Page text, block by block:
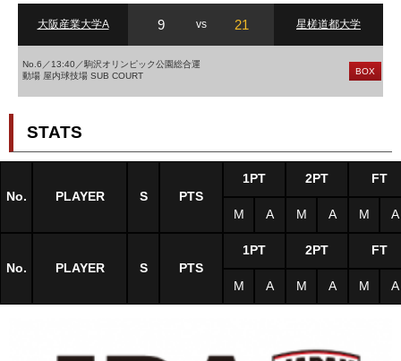
大阪産業大学A 9 vs 21 星槎道都大学
No.6／13:40／駒沢オリンピック公園総合運
動場 屋内球技場 SUB COURT
BOX
STATS
No. PLAYER S PTS
1PT 2PT FT
M A M A M A
No. PLAYER S PTS
1PT 2PT FT
M A M A M A